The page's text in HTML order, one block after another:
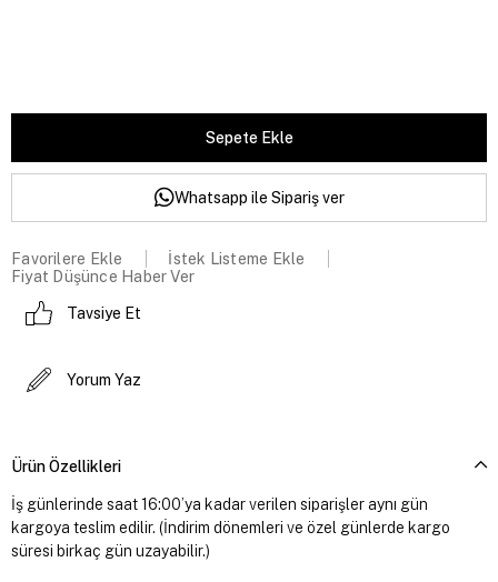
Whatsapp ile Sipariş ver
Favorilere Ekle
İstek Listeme Ekle
Fiyat Düşünce Haber Ver
Tavsiye Et
Yorum Yaz
Ürün Özellikleri
İş günlerinde saat 16:00’ya kadar verilen siparişler aynı gün
kargoya teslim edilir. (İndirim dönemleri ve özel günlerde kargo
süresi birkaç gün uzayabilir.)